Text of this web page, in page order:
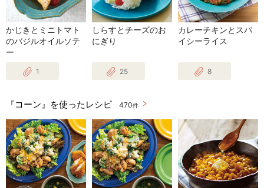
かじきとミニトマト
のバジルオイルソテ
ー
1
しらすとチーズのお
にぎり
25
カレーチキンとスパ
イシーライス
8
『コーン』を使ったレシピ 470件